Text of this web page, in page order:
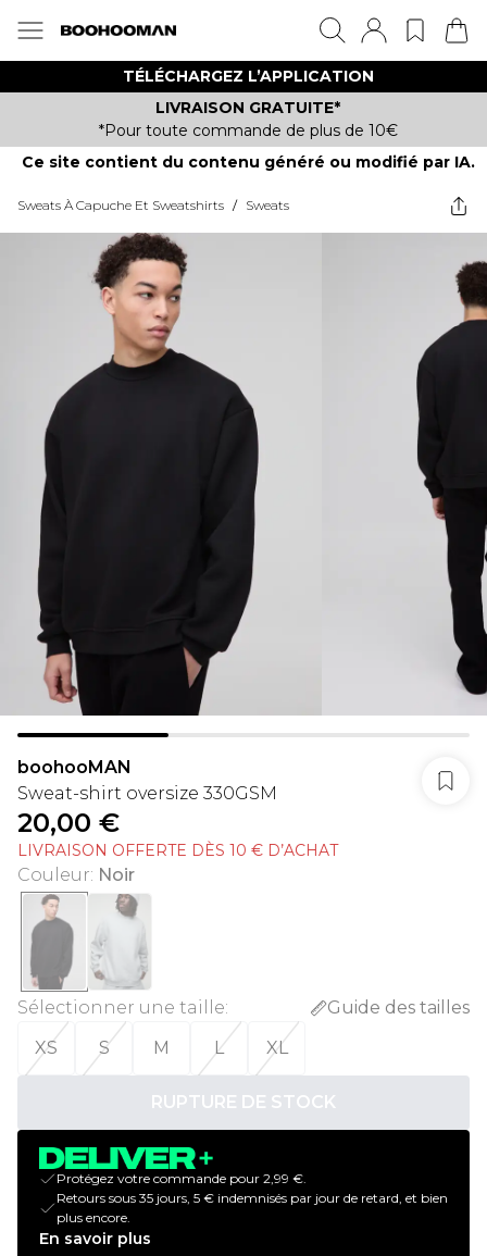
TÉLÉCHARGEZ L’APPLICATION
LIVRAISON GRATUITE*
*Pour toute commande de plus de 10€
Ce site contient du contenu généré ou modifié par IA.
Sweats À Capuche Et Sweatshirts / Sweats
boohooMAN
Sweat-shirt oversize 330GSM
20,00 €
LIVRAISON OFFERTE DÈS 10 € D’ACHAT
Couleur: Noir
Sélectionner une taille:
Guide des tailles
XS
S M L XL
RUPTURE DE STOCK
Protégez votre commande pour 2,99 €.
Retours sous 35 jours, 5 € indemnisés par jour de retard, et bien
plus encore.
En savoir plus